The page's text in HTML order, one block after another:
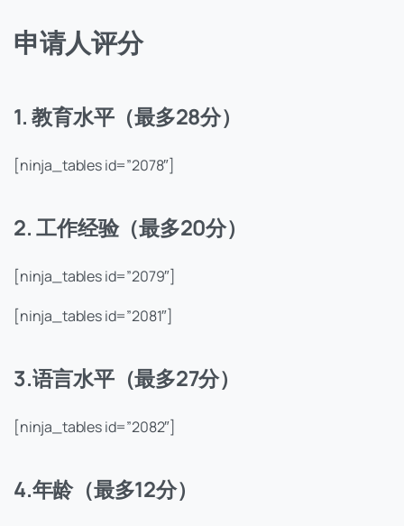
申请人评分
1. 教育水平（最多28分）
[ninja_tables id=”2078″]
2. 工作经验（最多20分）
[ninja_tables id=”2079″]
[ninja_tables id=”2081″]
3.语言水平（最多27分）
[ninja_tables id=”2082″]
4.年龄（最多12分）